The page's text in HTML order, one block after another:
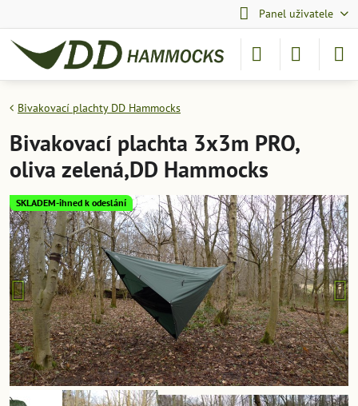
Panel uživatele
SKLADEM-ihned k odeslání
Bivakovací plachty DD Hammocks
Bivakovací plachta 3x3m PRO,
oliva zelená,DD Hammocks